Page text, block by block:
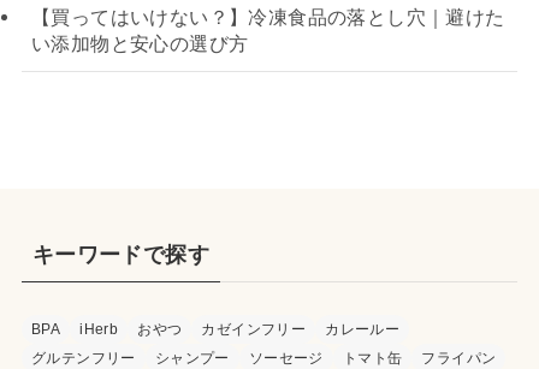
【買ってはいけない？】冷凍食品の落とし穴｜避けた
い添加物と安心の選び方
キーワードで探す
BPA iHerb おやつ カゼインフリー
カレールー
グルテンフリー
シャンプー ソーセージ トマト缶
フライパン